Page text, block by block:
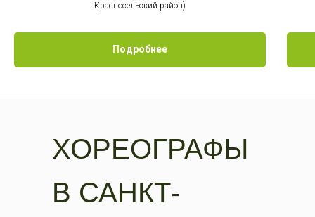
Красносельский район)
Подробнее
ХОРЕОГРАФЫ
В САНКТ-